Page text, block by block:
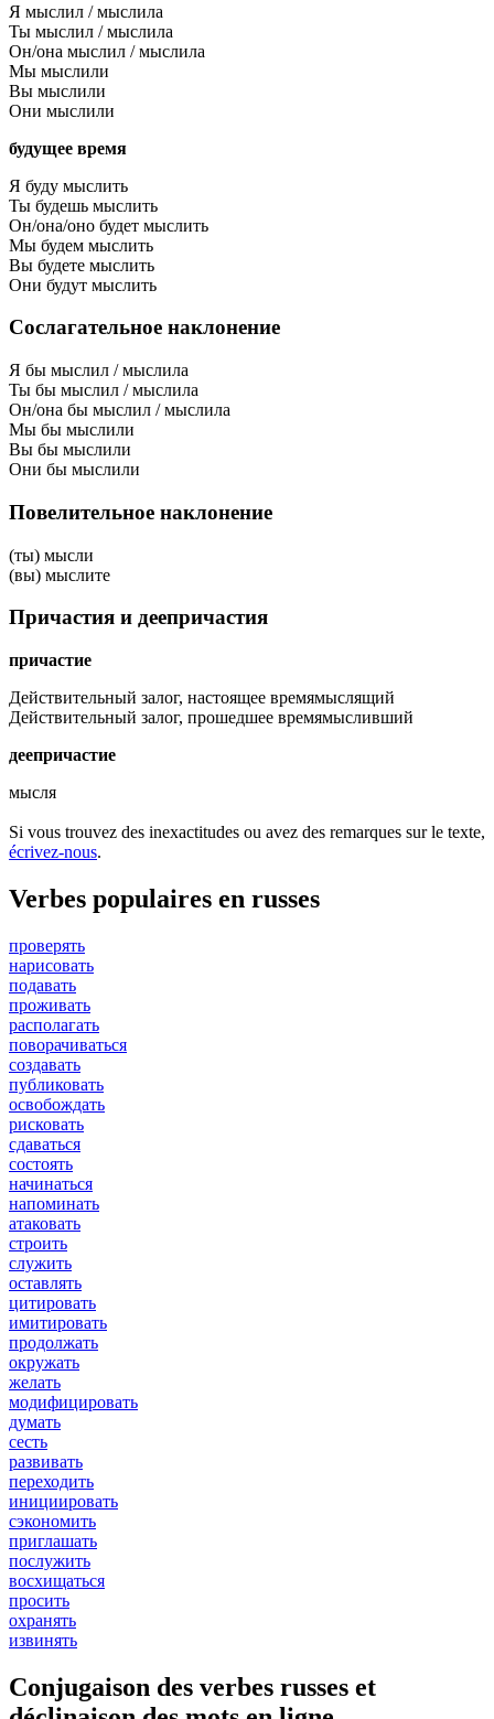
Я мыслил / мыслила
Ты мыслил / мыслила
Он/она мыслил / мыслила
Мы мыслили
Вы мыслили
Они мыслили
будущее время
Я буду мыслить
Ты будешь мыслить
Он/она/оно будет мыслить
Мы будем мыслить
Вы будете мыслить
Они будут мыслить
Сослагательное наклонение
Я бы мыслил / мыслила
Ты бы мыслил / мыслила
Он/она бы мыслил / мыслила
Мы бы мыслили
Вы бы мыслили
Они бы мыслили
Повелительное наклонение
(ты) мысли
(вы) мыслите
Причастия и деепричастия
причастие
Действительный залог, настоящее времямыслящий
Действительный залог, прошедшее времямысливший
деепричастие
мысля
Si vous trouvez des inexactitudes ou avez des remarques sur le texte,
écrivez-nous.
Verbes populaires en russes
проверять
нарисовать
подавать
проживать
располагать
поворачиваться
создавать
публиковать
освобождать
рисковать
сдаваться
состоять
начинаться
напоминать
атаковать
строить
служить
оставлять
цитировать
имитировать
продолжать
окружать
желать
модифицировать
думать
сесть
развивать
переходить
инициировать
сэкономить
приглашать
послужить
восхищаться
просить
охранять
извинять
Conjugaison des verbes russes et